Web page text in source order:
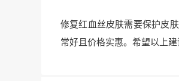
修复红血丝皮肤需要保护皮
常好且价格实惠。希望以上建